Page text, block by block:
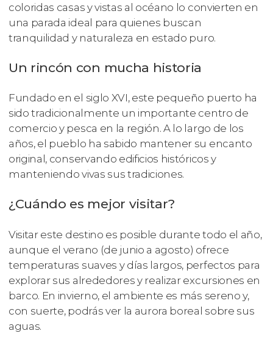
coloridas casas y vistas al océano lo convierten en
una parada ideal para quienes buscan
tranquilidad y naturaleza en estado puro.
Un rincón con mucha historia
Fundado en el siglo XVI, este pequeño puerto ha
sido tradicionalmente un importante centro de
comercio y pesca en la región. A lo largo de los
años, el pueblo ha sabido mantener su encanto
original, conservando edificios históricos y
manteniendo vivas sus tradiciones.
¿Cuándo es mejor visitar?
Visitar este destino es posible durante todo el año,
aunque el verano (de junio a agosto) ofrece
temperaturas suaves y días largos, perfectos para
explorar sus alrededores y realizar excursiones en
barco. En invierno, el ambiente es más sereno y,
con suerte, podrás ver la aurora boreal sobre sus
aguas.